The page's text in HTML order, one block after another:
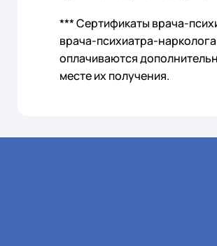
*** Сертификаты врача-
врача-психиатра-нарколога
оплачиваются
месте их получения.